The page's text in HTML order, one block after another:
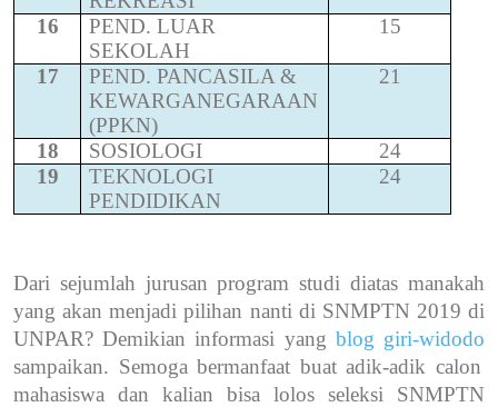
16
PEND. LUAR
SEKOLAH
15
17
PEND. PANCASILA &
KEWARGANEGARAAN
(PPKN)
21
18 SOSIOLOGI
24
19
TEKNOLOGI
PENDIDIKAN
24
Dari sejumlah jurusan program studi diatas manakah
yang akan menjadi pilihan nanti di SNMPTN 2019 di
UNPAR? Demikian informasi yang blog giri-widodo
sampaikan. Semoga bermanfaat buat adik-adik calon
mahasiswa dan kalian bisa lolos seleksi SNMPTN